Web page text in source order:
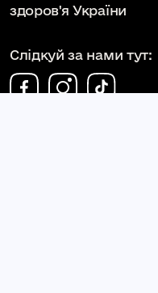
здоров'я України
Слідкуй за нами тут: